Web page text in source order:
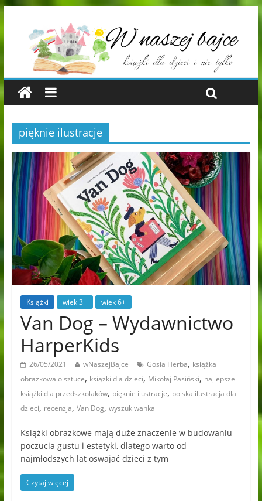
pięknie ilustracje
Książki wiek 3+ wiek 6+
Van Dog – Wydawnictwo
HarperKids
26/05/2021 wNaszejBajce Gosia Herba, książka
obrazkowa o sztuce, książki dla dzieci, Mikołaj Pasiński, najlepsze
książki dla przedszkolaków, pięknie ilustracje, polska ilustracja dla
dzieci, recenzja, Van Dog, wyszukiwanka
Książki obrazkowe mają duże znaczenie w budowaniu
poczucia gustu i estetyki, dlatego warto od
najmłodszych lat oswajać dzieci z tym
Czytaj więcej